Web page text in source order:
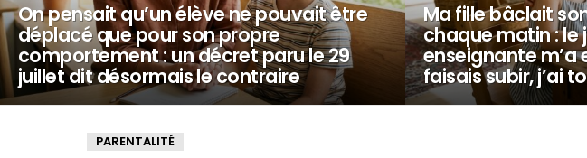
On pensait qu’un élève ne pouvait être
déplacé que pour son propre
comportement : un décret paru le 29
juillet dit désormais le contraire
Ma fille bâclait
chaque matin : le
enseignante m’a
faisais subir, j’ai
PARENTALITÉ